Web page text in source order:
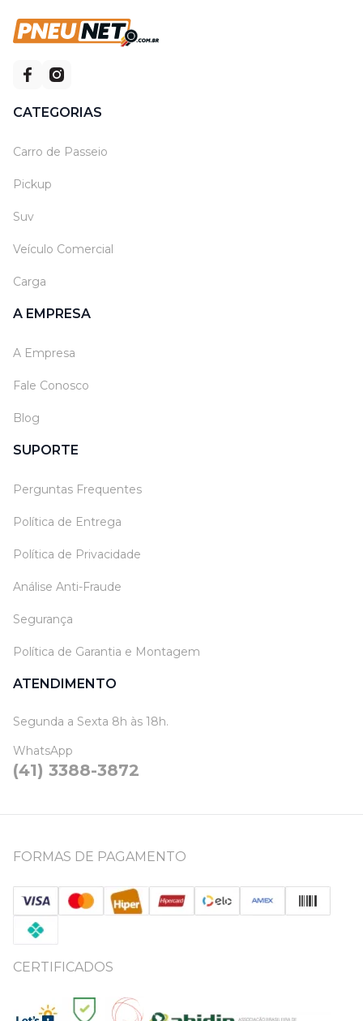
CATEGORIAS
Carro de Passeio
Pickup
Suv
Veículo Comercial
Carga
A EMPRESA
A Empresa
Fale Conosco
Blog
SUPORTE
Perguntas Frequentes
Política de Entrega
Política de Privacidade
Análise Anti-Fraude
Segurança
Política de Garantia e Montagem
ATENDIMENTO
Segunda a Sexta 8h às 18h.
WhatsApp
(41) 3388-3872
FORMAS DE PAGAMENTO
CERTIFICADOS